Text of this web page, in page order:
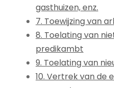
gasthuizen, enz.
7. Toewijzing van
8. Toelating van
predikambt
9. Toelating van
10. Vertrek van de